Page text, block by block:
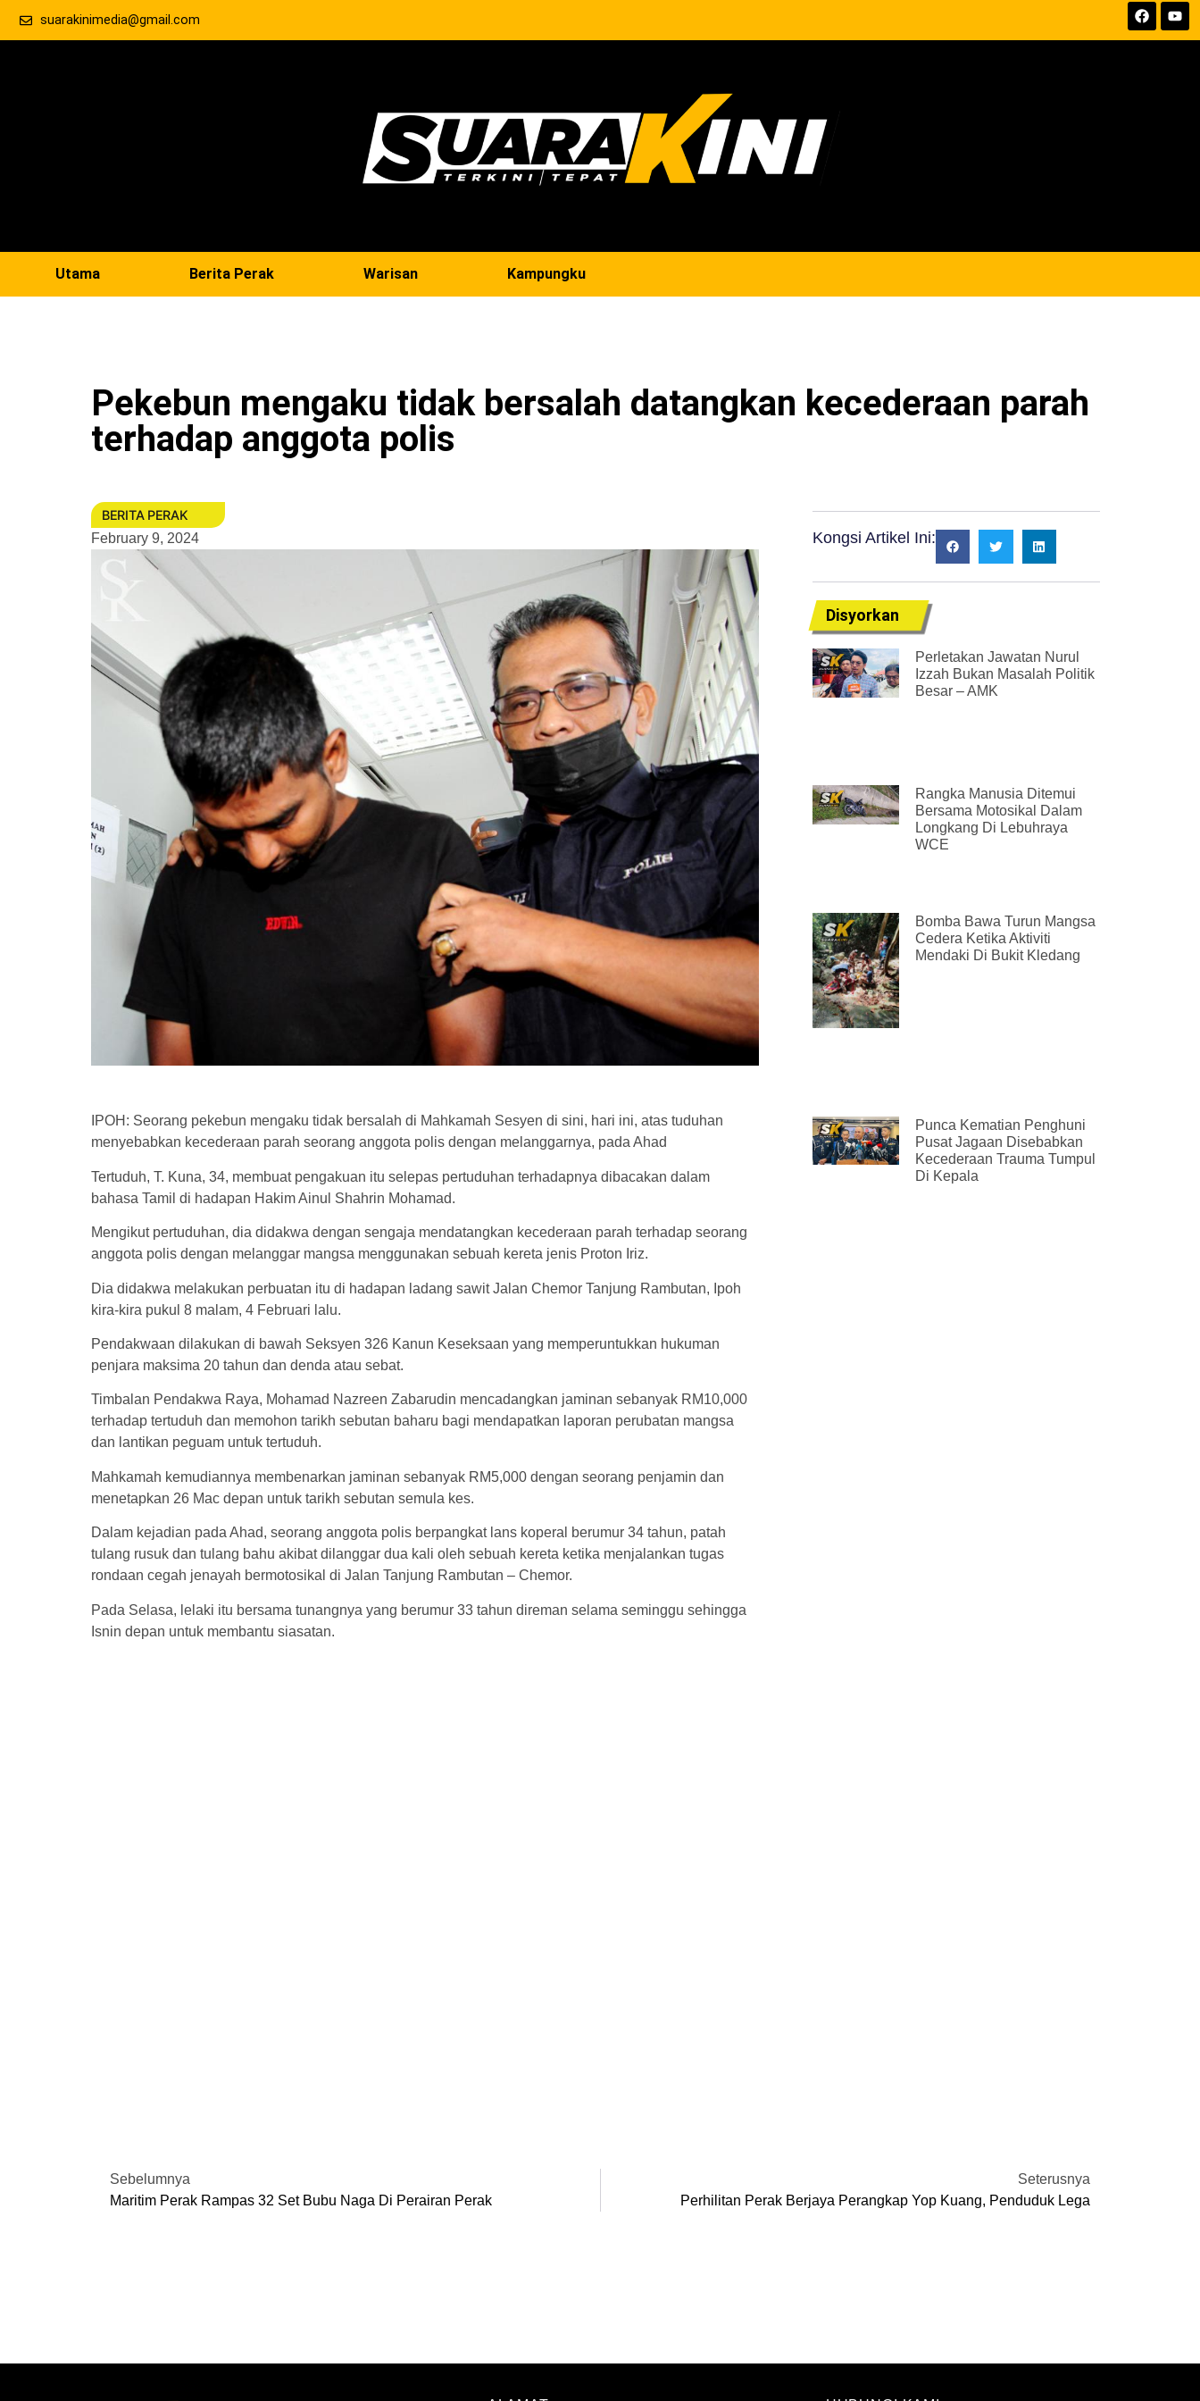
suarakinimedia@gmail.com
Utama Berita Perak Warisan Kampungku
Pekebun mengaku tidak bersalah datangkan kecederaan parah
terhadap anggota polis
BERITA PERAK
February 9, 2024
IPOH: Seorang pekebun mengaku tidak bersalah di Mahkamah Sesyen di sini, hari ini, atas tuduhan
menyebabkan kecederaan parah seorang anggota polis dengan melanggarnya, pada Ahad
Tertuduh, T. Kuna, 34, membuat pengakuan itu selepas pertuduhan terhadapnya dibacakan dalam
bahasa Tamil di hadapan Hakim Ainul Shahrin Mohamad.
Mengikut pertuduhan, dia didakwa dengan sengaja mendatangkan kecederaan parah terhadap seorang
anggota polis dengan melanggar mangsa menggunakan sebuah kereta jenis Proton Iriz.
Dia didakwa melakukan perbuatan itu di hadapan ladang sawit Jalan Chemor Tanjung Rambutan, Ipoh
kira-kira pukul 8 malam, 4 Februari lalu.
Pendakwaan dilakukan di bawah Seksyen 326 Kanun Keseksaan yang memperuntukkan hukuman
penjara maksima 20 tahun dan denda atau sebat.
Timbalan Pendakwa Raya, Mohamad Nazreen Zabarudin mencadangkan jaminan sebanyak RM10,000
terhadap tertuduh dan memohon tarikh sebutan baharu bagi mendapatkan laporan perubatan mangsa
dan lantikan peguam untuk tertuduh.
Mahkamah kemudiannya membenarkan jaminan sebanyak RM5,000 dengan seorang penjamin dan
menetapkan 26 Mac depan untuk tarikh sebutan semula kes.
Dalam kejadian pada Ahad, seorang anggota polis berpangkat lans koperal berumur 34 tahun, patah
tulang rusuk dan tulang bahu akibat dilanggar dua kali oleh sebuah kereta ketika menjalankan tugas
rondaan cegah jenayah bermotosikal di Jalan Tanjung Rambutan – Chemor.
Pada Selasa, lelaki itu bersama tunangnya yang berumur 33 tahun direman selama seminggu sehingga
Isnin depan untuk membantu siasatan.
Kongsi Artikel Ini:
Disyorkan
Perletakan Jawatan Nurul
Izzah Bukan Masalah Politik
Besar – AMK
Rangka Manusia Ditemui
Bersama Motosikal Dalam
Longkang Di Lebuhraya
WCE
Bomba Bawa Turun Mangsa
Cedera Ketika Aktiviti
Mendaki Di Bukit Kledang
Punca Kematian Penghuni
Pusat Jagaan Disebabkan
Kecederaan Trauma Tumpul
Di Kepala
Sebelumnya
Maritim Perak Rampas 32 Set Bubu Naga Di Perairan Perak
Seterusnya
Perhilitan Perak Berjaya Perangkap Yop Kuang, Penduduk Lega